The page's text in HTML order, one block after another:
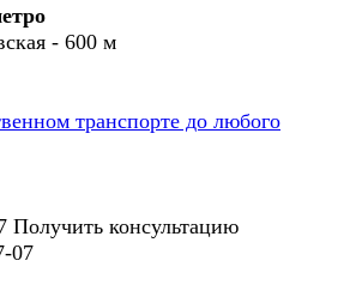
- 600 м
транспорте до любого
консультацию
07